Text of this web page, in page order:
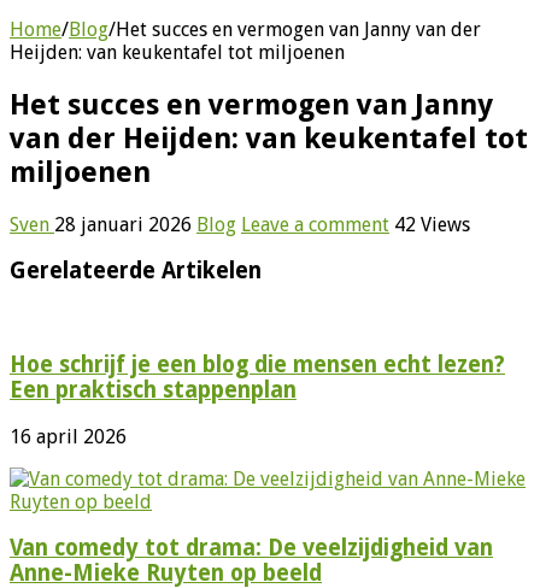
Home/Blog/Het succes en vermogen van Janny van der
Heijden: van keukentafel tot miljoenen
Het succes en vermogen van Janny
van der Heijden: van keukentafel tot
miljoenen
Sven 28 januari 2026 Blog Leave a comment 42 Views
Gerelateerde Artikelen
Hoe schrijf je een blog die mensen echt lezen?
Een praktisch stappenplan
16 april 2026
Van comedy tot drama: De veelzijdigheid van
Anne-Mieke Ruyten op beeld